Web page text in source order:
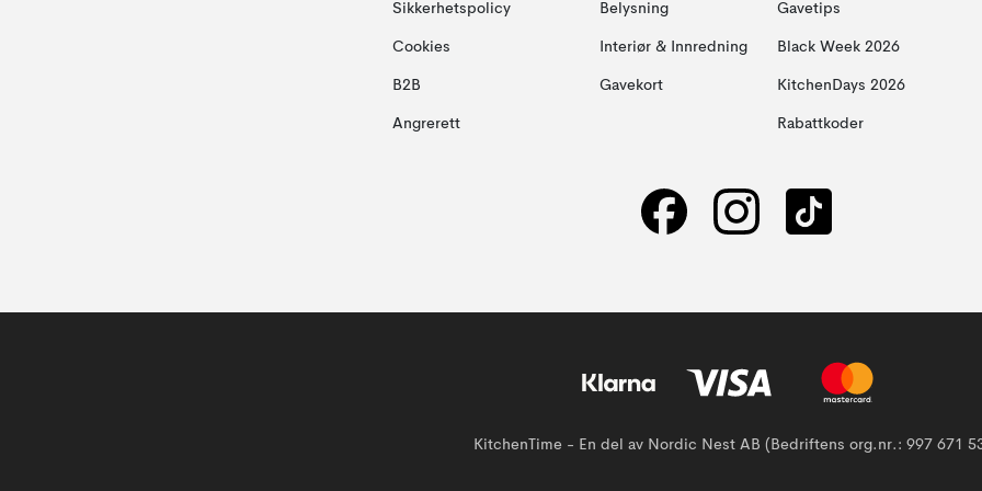
Sikkerhetspolicy
Cookies
B2B
Angrerett
Belysning
Interiør & Innredning
Gavekort
Gavetips
Black Week 2026
KitchenDays 2026
Rabattkoder
KitchenTime - En del av Nordic Nest AB (Bedriftens org.nr.: 997 671